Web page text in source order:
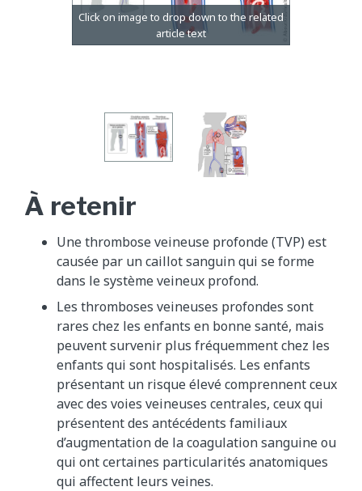
À retenir
Une thrombose veineuse profonde (TVP) est
causée par un caillot sanguin qui se forme
dans le système veineux profond.
Les thromboses veineuses profondes sont
rares chez les enfants en bonne santé, mais
peuvent survenir plus fréquemment chez les
enfants qui sont hospitalisés. Les enfants
présentant un risque élevé comprennent ceux
avec des voies veineuses centrales, ceux qui
présentent des antécédents familiaux
d’augmentation de la coagulation sanguine ou
qui ont certaines particularités anatomiques
qui affectent leurs veines.